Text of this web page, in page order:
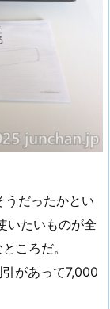
だったかとい
いたいものが全
ころだ。
があって7,000